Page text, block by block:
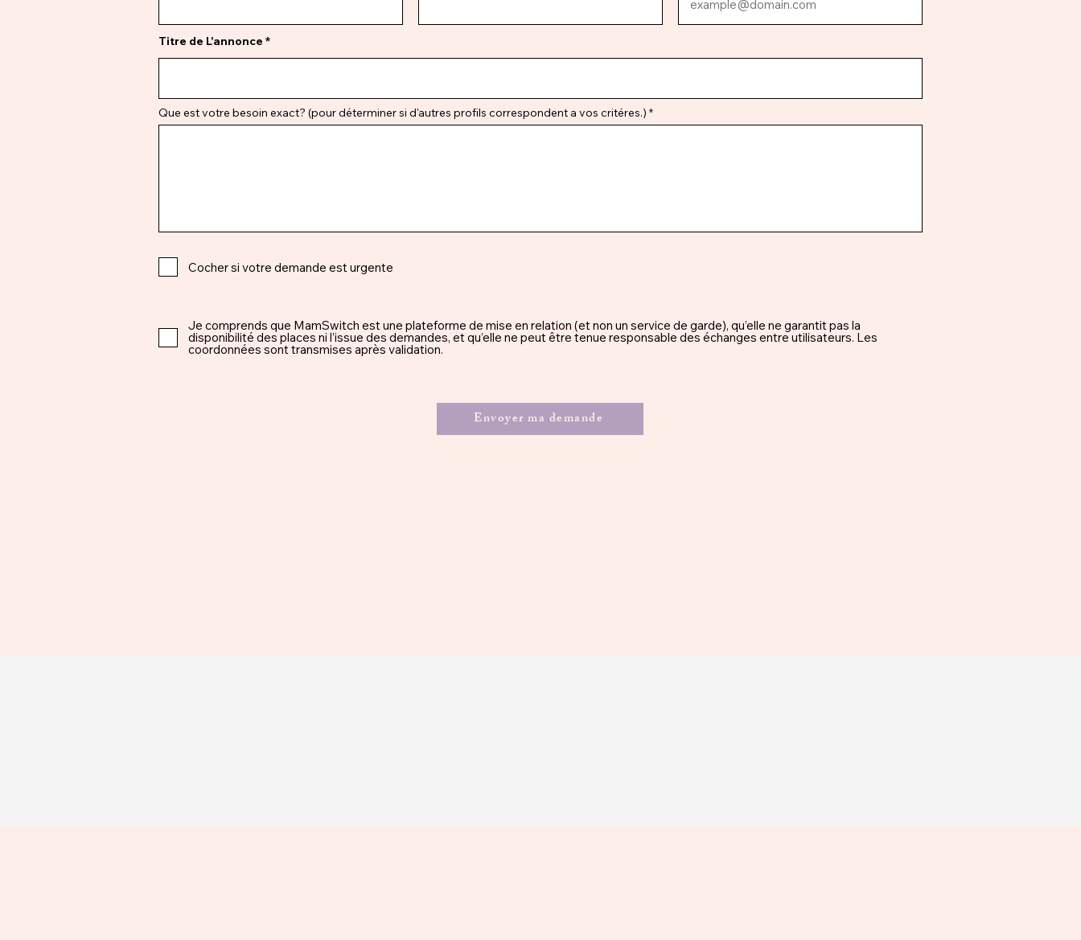
Titre de L'annonce
Que est votre besoin exact? (pour déterminer si d'autres profils correspondent a vos critéres.)
Cocher si votre demande est urgente
Je comprends que MamSwitch est une plateforme de mise en relation (et non un service de garde), qu’elle ne garantit pas la
disponibilité des places ni l’issue des demandes, et qu’elle ne peut être tenue responsable des échanges entre utilisateurs. Les
coordonnées sont transmises après validation.
Envoyer ma demande